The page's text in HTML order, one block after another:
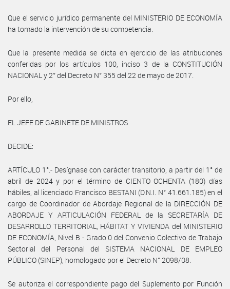
Que el servicio jurídico permanente del MINISTERIO DE ECONOMÍA
ha tomado la intervención de su competencia.
Que la presente medida se dicta en ejercicio de las atribuciones
conferidas por los artículos 100, inciso 3 de la CONSTITUCIÓN
NACIONAL y 2° del Decreto N° 355 del 22 de mayo de 2017.
Por ello,
EL JEFE DE GABINETE DE MINISTROS
DECIDE:
ARTÍCULO 1°.- Desígnase con carácter transitorio, a partir del 1° de
abril de 2024 y por el término de CIENTO OCHENTA (180) días
hábiles, al licenciado Francisco BESTANI (D.N.I. N° 41.661.185) en el
cargo de Coordinador de Abordaje Regional de la DIRECCIÓN DE
ABORDAJE Y ARTICULACIÓN FEDERAL de la SECRETARÍA DE
DESARROLLO TERRITORIAL, HÁBITAT Y VIVIENDA del MINISTERIO
DE ECONOMÍA, Nivel B - ­Grado 0 del Convenio Colectivo de Trabajo
Sectorial del Personal del SISTEMA NACIONAL DE EMPLEO
PÚBLICO (SINEP), homologado por el Decreto N° 2098/08.
Se autoriza el correspondiente pago del Suplemento por Función